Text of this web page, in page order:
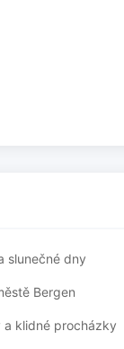
slunečné dny
Bergen
a klidné procházky